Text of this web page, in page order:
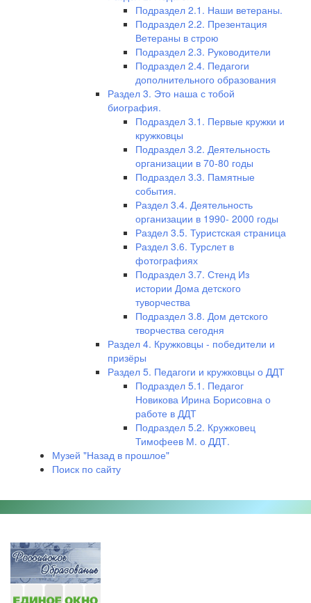
Подраздел 2.1. Наши ветераны.
Подраздел 2.2. Презентация
Ветераны в строю
Подраздел 2.3. Руководители
Подраздел 2.4. Педагоги
дополнительного образования
Раздел 3. Это наша с тобой
биография.
Подраздел 3.1. Первые кружки и
кружковцы
Подраздел 3.2. Деятельность
организации в 70-80 годы
Подраздел 3.3. Памятные
события.
Раздел 3.4. Деятельность
организации в 1990- 2000 годы
Раздел 3.5. Туристская страница
Раздел 3.6. Турслет в
фотографиях
Подраздел 3.7. Стенд Из
истории Дома детского
туворчества
Подраздел 3.8. Дом детского
творчества сегодня
Раздел 4. Кружковцы - победители и
призёры
Раздел 5. Педагоги и кружковцы о ДДТ
Подраздел 5.1. Педагог
Новикова Ирина Борисовна о
работе в ДДТ
Подраздел 5.2. Кружковец
Тимофеев М. о ДДТ.
Музей "Назад в прошлое"
Поиск по сайту